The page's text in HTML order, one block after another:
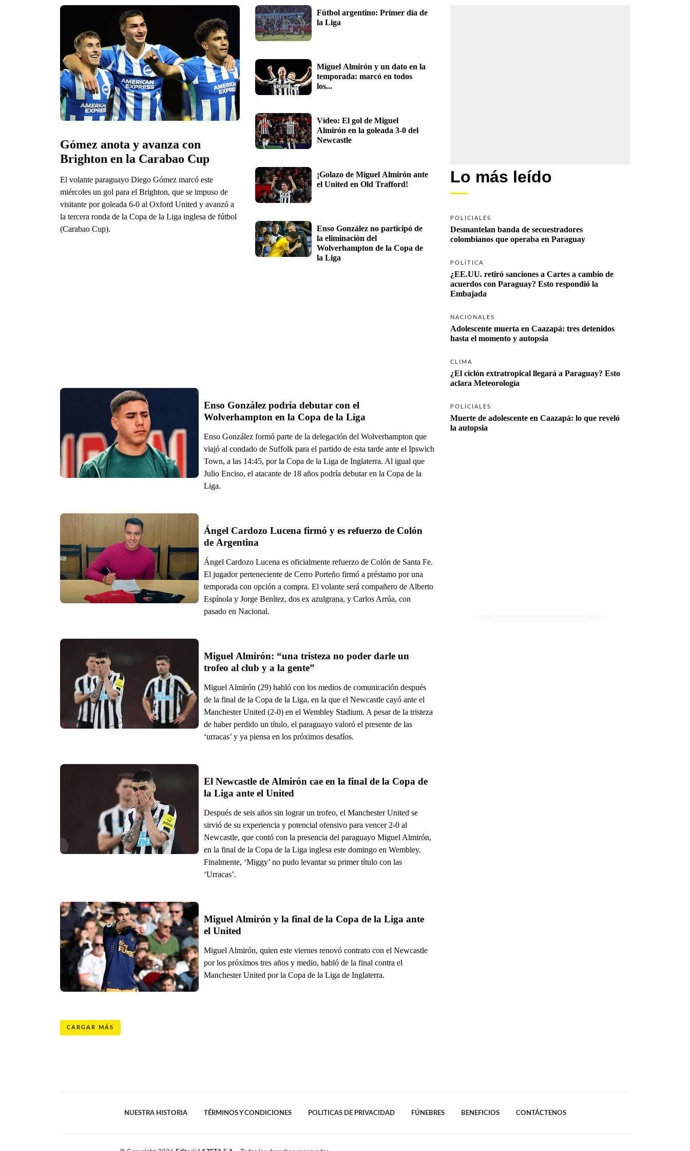
Gómez anota y avanza con
Brighton en la Carabao Cup
El volante paraguayo Diego Gómez marcó este
miércoles un gol para el Brighton, que se impuso de
visitante por goleada 6-0 al Oxford United y avanzó a
la tercera ronda de la Copa de la Liga inglesa de fútbol
(Carabao Cup).
Fútbol argentino: Primer día de
la Liga
Miguel Almirón y un dato en la
temporada: marcó en todos
los...
Vídeo: El gol de Miguel
Almirón en la goleada 3-0 del
Newcastle
¡Golazo de Miguel Almirón ante
Enso González no participó de
la eliminación del
Wolverhampton de la Copa de
Enso González podría debutar con el
Enso González formó parte de la delegación del Wolverhampton que
viajó al condado de Suffolk para el partido de esta tarde ante el Ipswich
Town, a las 14:45, por la Copa de la Liga de Inglaterra. Al igual que
Julio Enciso, el atacante de 18 años podría debutar en la Copa de la
Liga.
Ángel Cardozo Lucena firmó y es refuerzo de Colón
de Argentina
Ángel Cardozo Lucena es oficialmente refuerzo de Colón de Santa Fe.
El jugador perteneciente de Cerro Porteño firmó a préstamo por una
temporada con opción a compra. El volante será compañero de Alberto
Espínola y Jorge Benítez, dos ex azulgrana, y Carlos Arrúa, con
pasado en Nacional.
Miguel Almirón: “una tristeza no poder darle un
Miguel Almirón (29) habló con los medios de comunicación después
de la final de la Copa de la Liga, en la que el Newcastle cayó ante el
Manchester United (2-0) en el Wembley Stadium. A pesar de la tristeza
de haber perdido un título, el paraguayo valoró el presente de las
‘urracas’ y ya piensa en los próximos desafíos.
El Newcastle de Almirón cae en la final de la Copa de
Después de seis años sin lograr un trofeo, el Manchester United se
sirvió de su experiencia y potencial ofensivo para vencer 2-0 al
Newcastle, que contó con la presencia del paraguayo Miguel Almirón,
en la final de la Copa de la Liga inglesa este domingo en Wembley.
Finalmente, ‘Miggy’ no pudo levantar su primer título con las
‘Urracas’.
Miguel Almirón y la final de la Copa de la Liga ante
el United
Miguel Almirón, quien este viernes renovó contrato con el Newcastle
por los próximos tres años y medio, habló de la final contra el
Manchester United por la Copa de la Liga de Inglaterra.
CARGAR MÁS
Lo más leído
POLICIALES
Desmantelan banda de secuestradores
colombianos que operaba en Paraguay
POLÍTICA
¿EE.UU. retiró sanciones a Cartes a cambio de
acuerdos con Paraguay? Esto respondió la
Embajada
NACIONALES
Adolescente muerta en Caazapá: tres detenidos
hasta el momento y autopsia
CLIMA
¿El ciclón extratropical llegará a Paraguay? Esto
aclara Meteorología
POLICIALES
Muerte de adolescente en Caazapá: lo que reveló
la autopsia
NUESTRA HISTORIA TÉRMINOS Y CONDICIONES POLITICAS DE PRIVACIDAD FÚNEBRES BENEFICIOS CONTÁCTENOS